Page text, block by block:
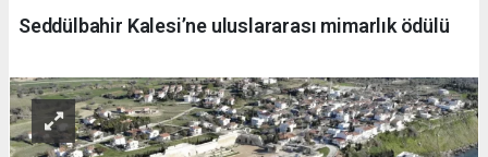
Seddülbahir Kalesi’ne uluslararası mimarlık ödülü